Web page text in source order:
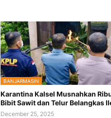
BANJARMASIN
Karantina Kalsel Musnahkan
Bibit Sawit dan Telur Belangkas
December 25, 2025